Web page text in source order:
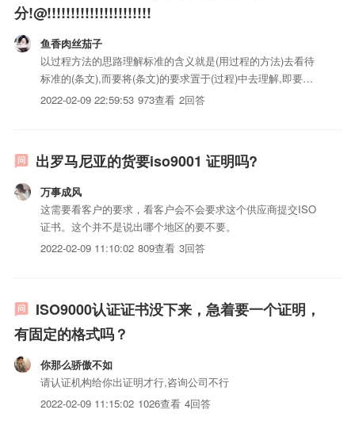
分!@!!!!!!!!!!!!!!!!!!!!!!
鱼香肉丝茄子
以过程方法的思路理解标准的含义就是(用过程的方法)去看待
标准的(条文),而要将(条文)的要求置于(过程)中去理解,即要立
足(於过程),而且是立足于组织客观存在的(过程),只有这样才能
2022-02-09 22:59:53 973查看 2回答
出罗马尼亚的货要iso9001 证明吗?
万事成风
这需要看客户的要求，看客户会不会要求这个供应商提交ISO
证书。这个并不是说出哪个地区的要不要。
2022-02-09 11:10:02 809查看 3回答
ISO9000认证证书没下来，急着要一个证明，
有固定的格式吗？
你那么骄傲不如
请认证机构给你出证明才行,咨询公司不行
2022-02-09 11:15:02 1026查看 4回答